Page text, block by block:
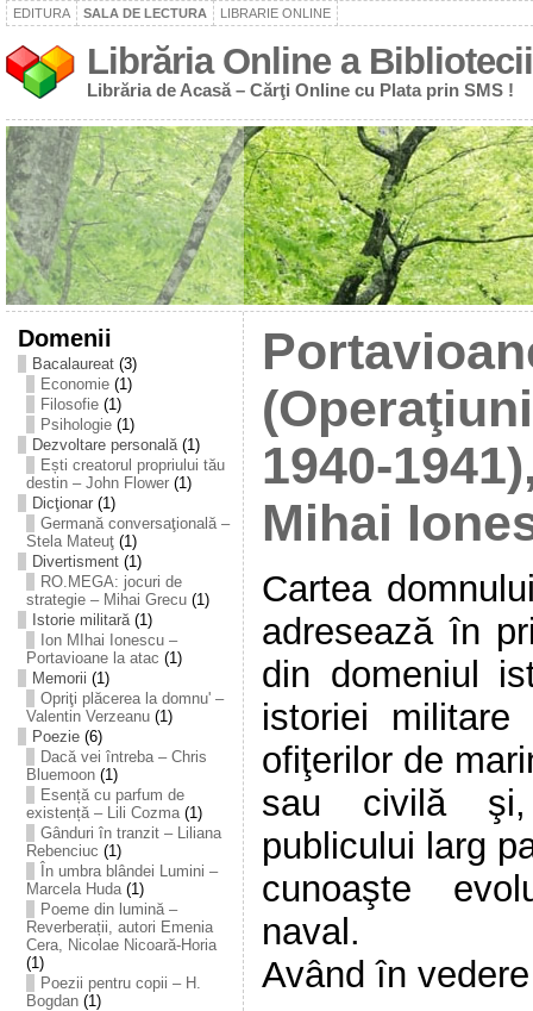
EDITURA SALA DE LECTURA LIBRARIE ONLINE
Librăria Online a
Librăria de Acasă – Cărţi Online cu Plata prin SMS !
Domenii
Bacalaureat(3)
Economie(1)
Filosofie(1)
Psihologie(1)
Dezvoltare personală(1)
Ești creatorul propriului tău
destin – John Flower(1)
Dicţionar(1)
Germană conversaţională –
Stela Mateuţ(1)
Divertisment(1)
RO.MEGA: jocuri de
strategie – Mihai Grecu(1)
Istorie militară(1)
Ion MIhai Ionescu –
Portavioane la atac (1)
Memorii (1)
Opriţi plăcerea la domnu' –
Valentin Verzeanu(1)
Poezie(6)
Dacă vei întreba – Chris
Bluemoon(1)
Esență cu parfum de
existență – Lili Cozma(1)
Gânduri în tranzit – Liliana
Rebenciuc (1)
În umbra blândei Lumini –
Marcela Huda(1)
Poeme din lumină –
Reverberații, autori Emenia
Cera, Nicolae Nicoară-Horia
(1)
Poezii pentru copii – H.
Bogdan(1)
1940-
Mihai
Cartea
adresează în
din domeniul
istoriei
ofiţerilor de
sau civilă
publicului larg
cunoaşte
naval.
Având în